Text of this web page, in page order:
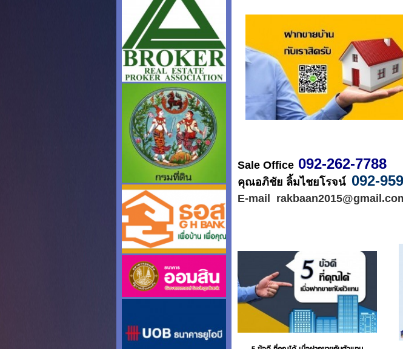
Sale Office 092-262-7788
คุณอภิชัย ลิ้มไชยโรจน์ 092-
E-mail